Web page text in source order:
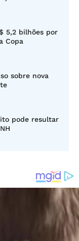
5,2 bilhões por
Copa
sobre nova
pode resultar